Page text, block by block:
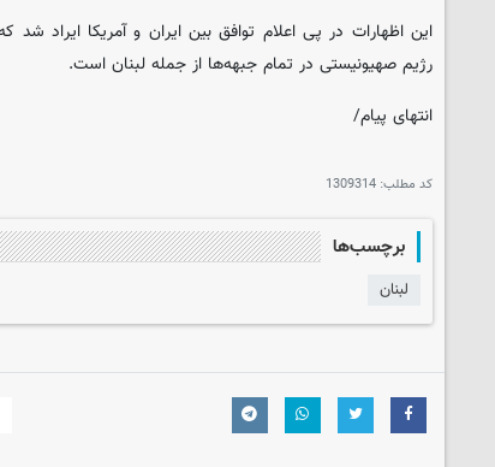
این اظهارات در پی اعلام توافق بین ایران و آمریکا ایراد
رژیم صهیونیستی در تمام جبهه‌ها از جمله لبنان است.
انتهای پیام/
کد مطلب: 1309314
برچسب‌ها
لبنان